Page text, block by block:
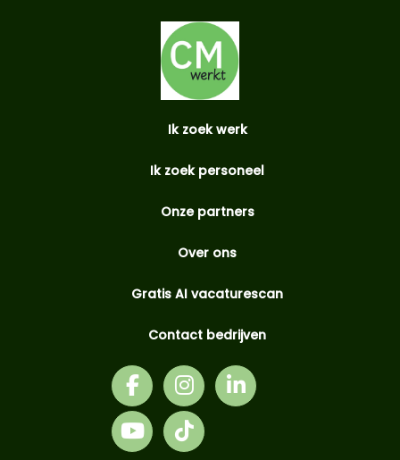
Ik zoek werk
Ik zoek personeel
Onze partners
Over ons
Gratis AI vacaturescan
Contact bedrijven